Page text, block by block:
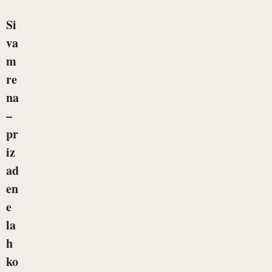
Si
va
m
re
na
–
pr
iz
ad
en
e
la
h
ko